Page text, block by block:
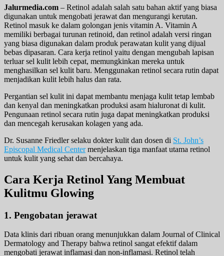
Jalurmedia.com – Retinol adalah salah satu bahan aktif yang biasa
digunakan untuk mengobati jerawat dan mengurangi kerutan.
Retinol masuk ke dalam golongan jenis vitamin A. Vitamin A
memiliki berbagai turunan retinoid, dan retinol adalah versi ringan
yang biasa digunakan dalam produk perawatan kulit yang dijual
bebas dipasaran. Cara kerja retinol yaitu dengan mengubah lapisan
terluar sel kulit lebih cepat, memungkinkan mereka untuk
menghasilkan sel kulit baru. Menggunakan retinol secara rutin dapat
menjadikan kulit lebih halus dan rata.
Pergantian sel kulit ini dapat membantu menjaga kulit tetap lembab
dan kenyal dan meningkatkan produksi asam hialuronat di kulit.
Pengunaan retinol secara rutin juga dapat meningkatkan produksi
dan mencegah kerusakan kolagen yang ada.
Dr. Susanne Friedler selaku dokter kulit dan dosen di St. John’s
Episcopal Medical Centermenjelaskan tiga manfaat utama retinol
untuk kulit yang sehat dan bercahaya.
Cara Kerja Retinol Yang Membuat
Kulitmu Glowing
1. Pengobatan jerawat
Data klinis dari ribuan orang menunjukkan dalam Journal of Clinical
Dermatology and Therapy bahwa retinol sangat efektif dalam
mengobati jerawat inflamasi dan non-inflamasi. Retinol telah